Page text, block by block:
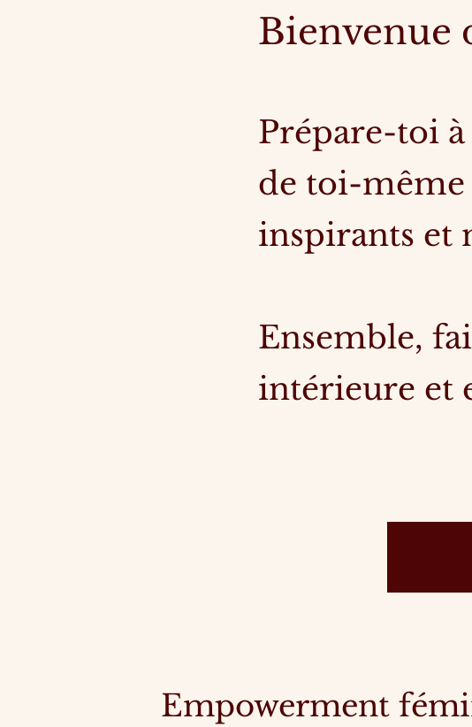
Bienvenue
Prépare-toi
de toi-même
inspirants et
Ensemble,
intérieure et
Empowerment